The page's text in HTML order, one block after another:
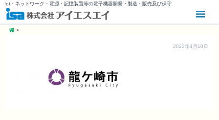
Iot・ネットワーク・電源・記憶装置等の電子機器開発・製造・販売及び保守
>
2023年4月10日